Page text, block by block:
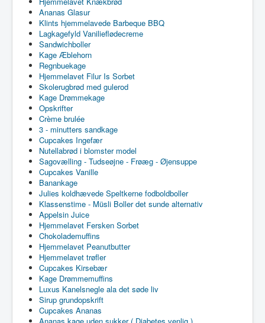
Ananas Glasur
Klints hjemmelavede Barbeque BBQ
Lagkagefyld Vanilieflødecreme
Sandwichboller
Kage Æblehorn
Regnbuekage
Hjemmelavet Filur Is Sorbet
Skolerugbrød med gulerod
Kage Drømmekage
Opskrifter
Crème brulée
3 - minutters sandkage
Cupcakes Ingefær
Nutellabrød i blomster model
Sagovælling - Tudseøjne - Frøæg - Øjensuppe
Cupcakes Vanille
Banankage
Julies koldhævede Speltkerne fodboldboller
Klassenstime - Müsli Boller det sunde alternativ
Appelsin Juice
Hjemmelavet Fersken Sorbet
Chokolademuffins
Hjemmelavet Peanutbutter
Hjemmelavet trøfler
Cupcakes Kirsebær
Kage Drømmemuffins
Luxus Kanelsnegle ala det søde liv
Sirup grundopskrift
Cupcakes Ananas